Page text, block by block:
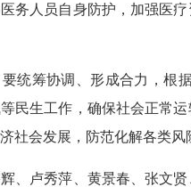
务人员自身防护，加强医
筹协调、形成合力，根据
民生工作，确保社会正常
社会发展，防范化解各类风
卢秀萍、黄景春、张文贤